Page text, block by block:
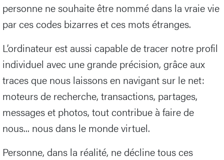
personne ne souhaite être nommé dans la vraie vie
par ces codes bizarres et ces mots étranges.
L’ordinateur est aussi capable de tracer notre profil
individuel avec une grande précision, grâce aux
traces que nous laissons en navigant sur le net:
moteurs de recherche, transactions, partages,
messages et photos, tout contribue à faire de
nous... nous dans le monde virtuel.
Personne, dans la réalité, ne décline tous ces